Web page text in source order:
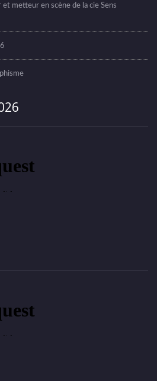
metteur en scène de la cie Sens